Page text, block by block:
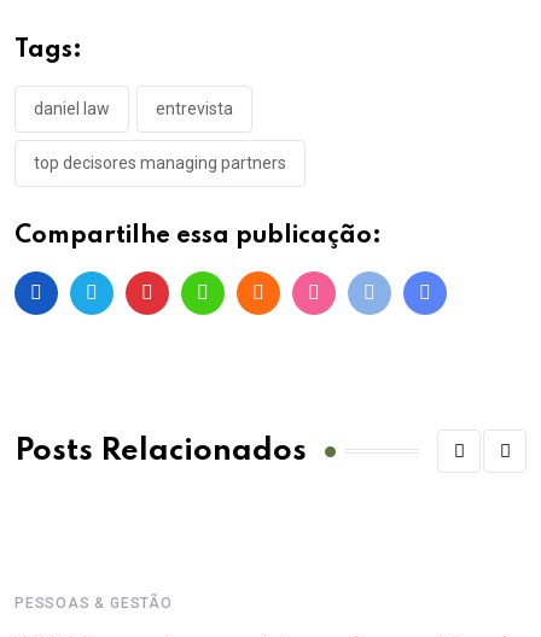
Tags:
daniel law entrevista
top decisores managing partners
Compartilhe essa publicação:
Posts Relacionados
PESSOAS & GESTÃO